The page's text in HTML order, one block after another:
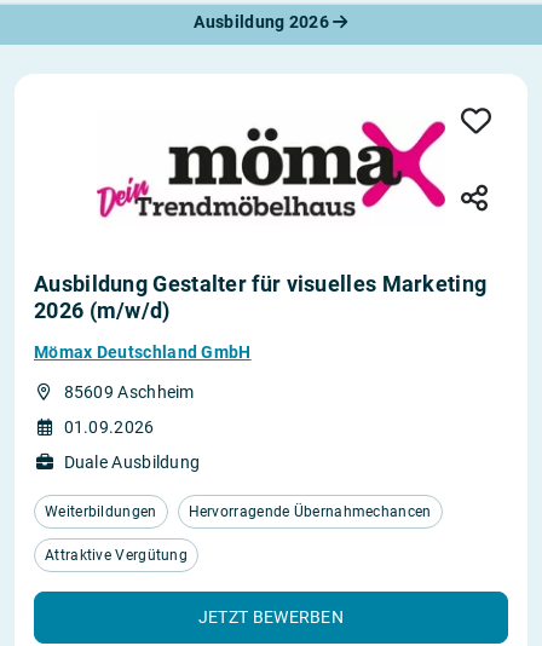
Ausbildung 2026
Ausbildung Gestalter für visuelles Marketing
2026 (m/w/d)
Mömax Deutschland GmbH
85609 Aschheim
01.09.2026
Duale Ausbildung
Weiterbildungen Hervorragende Übernahmechancen
Attraktive Vergütung
JETZT BEWERBEN